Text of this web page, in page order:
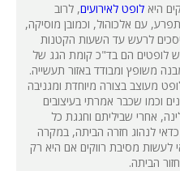
היא לופט לאירועים, לרוב
עם אלכוהול, וכמובן מוסיקה,
לרעש עד השעות הקטנות
לופטים הם בד"כ קומת הגג של
משופץ ומבודד באזור תעשייה.
מעוצב בצורה מיוחדת ומגניבה
וכמו שכבר אמרתי בעיצובים
אחרי שביליתם וחגגת כל
לנהוג חזרה הביתה, במקרה
לעשות מסיבת רווקים אם היא רק
הביתה.